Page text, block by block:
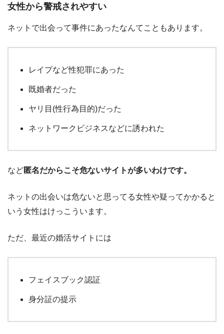
女性から警戒されやすい
ネットで出会って事件にあったなんてこともあります。
レイプなど性犯罪にあった
既婚者だった
ヤリ目(性行為目的)だった
ネットワークビジネスなどに誘われた
など匿名だからこそ危ないサイトが多いわけです。
ネットの出会いは危ないと思ってる女性や疑ってかかると
いう女性はけっこういます。
ただ、最近の婚活サイトには
フェイスブック認証
身分証の提示